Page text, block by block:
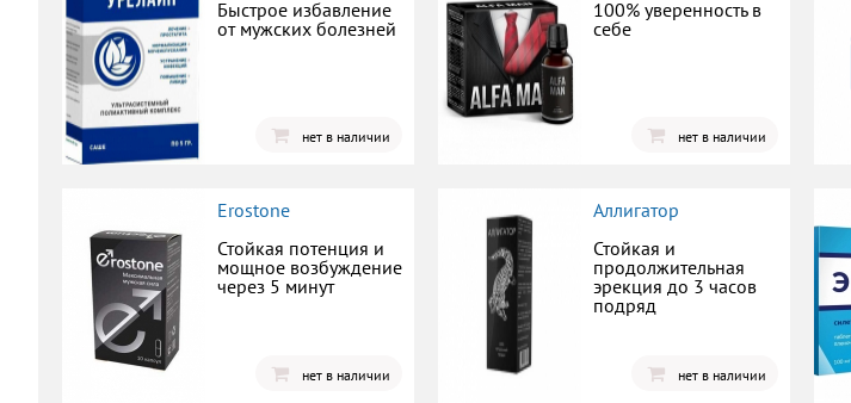
Быстрое избавление
от мужских болезней
нет в наличии
100% уверенность в
себе
нет в наличии
Erostone
Стойкая потенция и
мощное возбуждение
через 5 минут
нет в наличии
Аллигатор
Стойкая и
продолжительная
эрекция до 3 часов
подряд
нет в наличии